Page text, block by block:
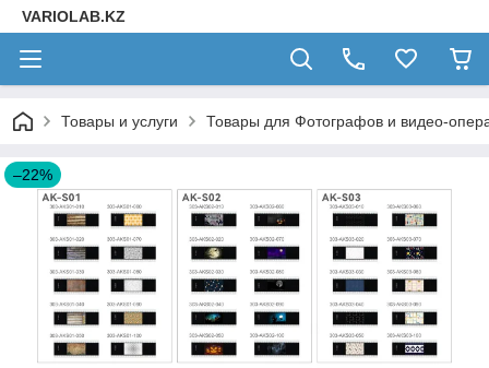
VARIOLAB.KZ
Товары и услуги Товары для Фотографов и видео-
–22%